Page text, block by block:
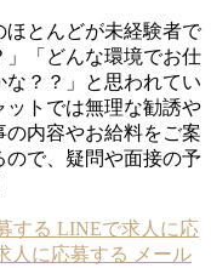
とんどが未経験者で
「どんな環境でお仕
？？」と思われてい
ットでは無理な勧誘や
の内容やお給料をご案
で、疑問や面接の予
LINEで求人に応
メール